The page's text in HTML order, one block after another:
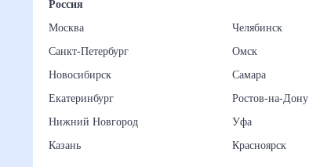
Россия
Москва
Санкт-Петербург
Новосибирск
Екатеринбург
Нижний Новгород
Казань
Челябинск
Омск
Самара
Ростов-на-Дону
Уфа
Красноярск